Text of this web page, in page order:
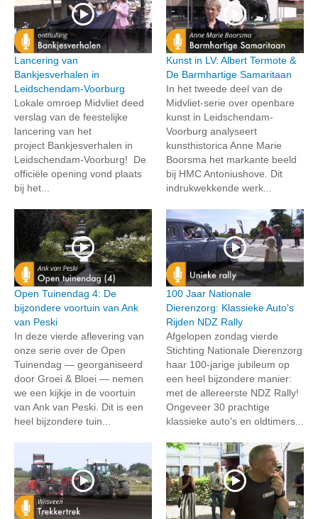
Lancering van
Bankjesverhalen in
Leidschendam-Voorburg
Lokale omroep Midvliet deed
verslag van de feestelijke
lancering van het
project Bankjesverhalen in
Leidschendam-Voorburg! De
officiële opening vond plaats
bij het...
Kunst in LV: Albert Termote &
De Barmhartige Samaritaan
In het tweede deel van de
Midvliet-serie over openbare
kunst in Leidschendam-
Voorburg analyseert
kunsthistorica Anne Marie
Boorsma het markante beeld
bij HMC Antoniushove. Dit
indrukwekkende werk...
Open Tuinendag 4: De
bijzondere voortuin van Ank
van Peski
In deze vierde aflevering van
onze serie over de Open
Tuinendag — georganiseerd
door Groei & Bloei — nemen
we een kijkje in de voortuin
van Ank van Peski. Dit is een
heel bijzondere tuin...
100 Jaar Nationale
Dierenzorg: Klassieke Auto's
Rijden NDZ Rally
Afgelopen zondag vierde
Stichting Nationale Dierenzorg
haar 100-jarige jubileum op
een heel bijzondere manier:
met de allereerste NDZ Rally!
Ongeveer 30 prachtige
klassieke auto's en oldtimers...